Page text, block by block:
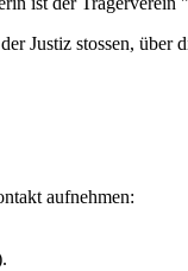
Justiz stossen,
aufnehmen: